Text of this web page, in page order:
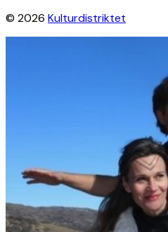
© 2026 Kulturdistriktet